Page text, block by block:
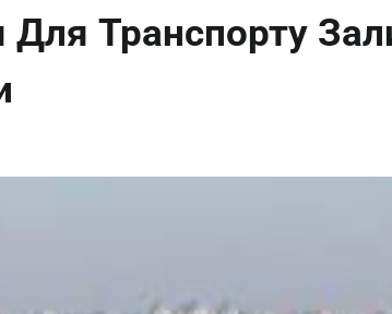
Транспорту